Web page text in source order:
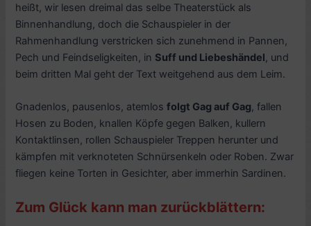
heißt, wir lesen dreimal das selbe Theaterstück als
Binnenhandlung, doch die Schauspieler in der
Rahmenhandlung verstricken sich zunehmend in Pannen,
Pech und Feindseligkeiten, in Suff und Liebeshändel, und
beim dritten Mal geht der Text weitgehend aus dem Leim.
Gnadenlos, pausenlos, atemlosfolgt Gag auf Gag, fallen
Hosen zu Boden, knallen Köpfe gegen Balken, kullern
Kontaktlinsen, rollen Schauspieler Treppen herunter und
kämpfen mit verknoteten Schnürsenkeln oder Roben. Zwar
fliegen keine Torten in Gesichter, aber immerhin Sardinen.
Zum Glück kann man zurückblättern: